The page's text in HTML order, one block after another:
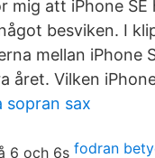
mig att iPhone
besviken. I
mellan iPhone
året. Vilken
sopran sax
fodran